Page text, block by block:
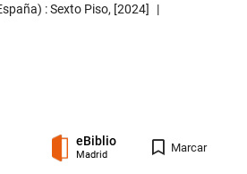
: Sexto Piso, [2024]
eBiblio
Madrid
Marcar